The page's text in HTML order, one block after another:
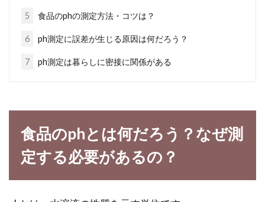
手作り味噌のおいしさを一度知ったら、やみつ
きになってしまいます。そのため、手作り味噌
将軍だけ特別だったのか？
現代の日本は、様々な食べ物を手にすることが
できる「飽食」の時代だと言われています。で
は、江戸時...
5 食品のphの測定方法・コツは？
6 ph測定に誤差が生じる原因は何だろう？
7 ph測定は暮らしに密接に関係がある
食品のphとは何だろう？なぜ測
定する必要があるの？